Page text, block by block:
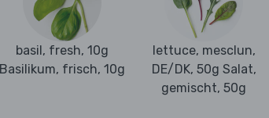
basil, fresh, 10g
Basilikum, frisch, 10g
lettuce, mesclun,
DE/DK, 50g Salat,
gemischt, 50g